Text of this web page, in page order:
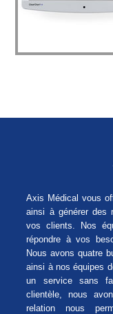
Axis Médical vous
ainsi à générer des
vos clients. Nos
répondre à vos
Nous avons quatre
ainsi à nos équipes
un service sans
clientèle, nous
relation nous